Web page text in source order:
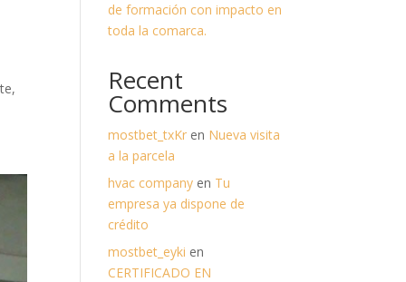
de formación con impacto en
toda la comarca.
Recent
Comments
mostbet_txKr en Nueva visita
a la parcela
hvac company en Tu
empresa ya dispone de
crédito
mostbet_eyki en
CERTIFICADO EN